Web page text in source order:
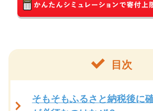
目次
そもそもふるさと納税後に